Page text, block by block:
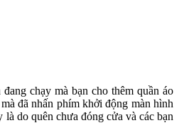
chạy mà bạn cho thêm quần áo
đã nhấn phím khởi động màn hình
do quên chưa đóng cửa và các bạn